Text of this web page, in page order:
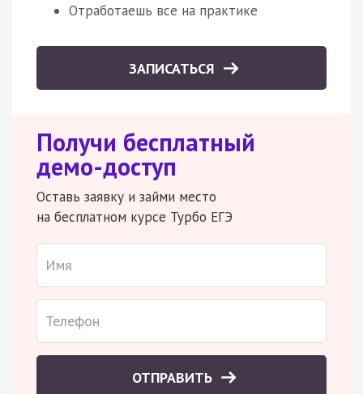
Отработаешь все на практике
ЗАПИСАТЬСЯ
Получи бесплатный
демо-доступ
Оставь заявку и займи место
на бесплатном курсе Турбо ЕГЭ
ОТПРАВИТЬ